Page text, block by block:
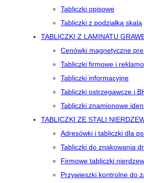
Tabliczki opisowe
Tabliczki z podziałką skalą
TABLICZKI Z LAMINATU
Cenówki magnetyczne
Tabliczki firmowe i
Tabliczki informacyjne
Tabliczki ostrzegawcze i
Tabliczki znamionowe
TABLICZKI ZE STALI
Adresówki i tabliczki dla
Tabliczki do znakowania
Firmowe tabliczki
Przywieszki kontrolne do